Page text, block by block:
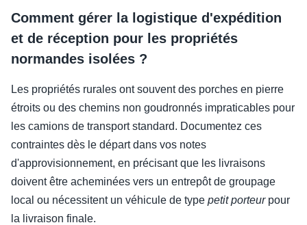
Comment gérer la logistique d'expédition
et de réception pour les propriétés
normandes isolées ?
Les propriétés rurales ont souvent des porches en pierre
étroits ou des chemins non goudronnés impraticables pour
les camions de transport standard. Documentez ces
contraintes dès le départ dans vos notes
d'approvisionnement, en précisant que les livraisons
doivent être acheminées vers un entrepôt de groupage
local ou nécessitent un véhicule de type petit porteurpour
la livraison finale.